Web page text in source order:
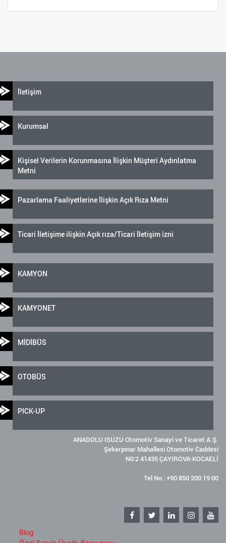
İletişim
Kurumsal
Kişisel Verilerin Korunmasına İlişkin Müşteri Aydınlatma
Metni
Pazarlama Faaliyetlerine İlişkin Açık Rıza Metni
Ticari İletişime ilişkin Açık rıza/Ticari İletişim izni
KAMYON
KAMYONET
MİDİBÜS
OTOBÜS
PICK-UP
ANADOLU ISUZU Otomotiv Sanayi ve Ticaret A.Ş.
Şekerpınar Mahallesi Otomotiv Caddesi
N0:2 41435 ÇAYIROVA-KOCAELİ
Tel No : +90 850 200 19 00
Blog